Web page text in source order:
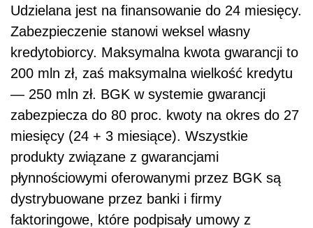
Udzielana jest na finansowanie do 24 miesięcy.
Zabezpieczenie stanowi weksel własny
kredytobiorcy. Maksymalna kwota gwarancji to
200 mln zł, zaś maksymalna wielkość kredytu
— 250 mln zł. BGK w systemie gwarancji
zabezpiecza do 80 proc. kwoty na okres do 27
miesięcy (24 + 3 miesiące). Wszystkie
produkty związane z gwarancjami
płynnościowymi oferowanymi przez BGK są
dystrybuowane przez banki i firmy
faktoringowe, które podpisały umowy z